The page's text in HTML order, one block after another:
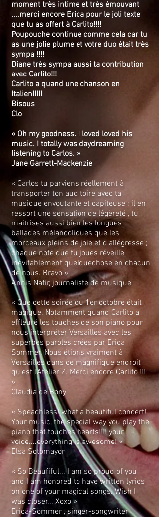
moment très intime et très émouvant
....merci encore Erica pour le joli texte
que tu as offert à Carlito!!!!
Poupouche continue comme cela car tu
as une jolie plume et votre duo était très
sympa !!!!
Diane très sympa aussi ta contribution
avec Carlito!!!
Carlito a quand une chanson en
Italien!!!!!
Bisous
Clo
« Oh my goodness. I loved loved his
music. I totally was daydreaming
listening to Carlos. »
Jane Garrett-Mackenzie
« Carlos tu parviens réellement à
transporter ton auditoire avec ta
musique envoutante et capiteuse ; il en
ressort une sensation de légèreté , tu
maitrises aussi bien les longues
ballades mélancoliques que les
morceaux pleins de joie et d'allégresse ;
chaque note que tu joues réveille
inévitablement quelquechose en chacun
de nous. Bravo »
Annis Nafir, journaliste de musique
« Que cette soirée du 1er octobre était
magique. Notamment quand Carlito a
effleuré les touches de son piano pour
nous interpréter Versailles avec les
superbes paroles crées par Erica
Sommer. Nous étions vraiment à
Versailles dans ce magnifique endroit
qu'est l'Atelier Z. Merci encore Carlito !!!
»
Claudia de Bony
« Speachless! what a beautiful concert!
Your music, the special way you play the
piano that touches hearts!!!! your
voice....everything is awesome! »
Elsa Sotomayor
« So Beaufiful... I am so proud of you
and I am honored to have written lyrics
on one of your magical songs. Wish I
was closer... Xoxo »
Erica-Sommer , singer-songwriter